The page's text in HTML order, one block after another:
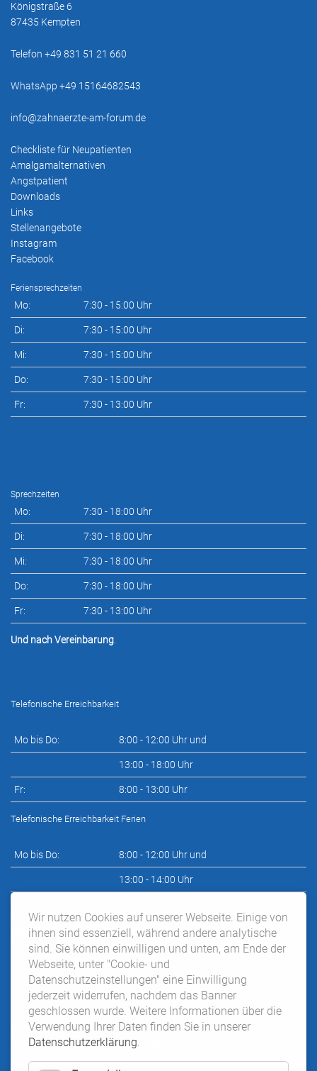
Königstraße 6
87435 Kempten
Telefon +49 831 51 21 660
WhatsApp +49 15164682543
info@zahnaerzte-am-forum.de
Checkliste für Neupatienten
Amalgamalternativen
Angstpatient
Downloads
Links
Stellenangebote
Instagram
Facebook
Feriensprechzeiten
Mo: 7:30 - 15:00 Uhr
Di: 7:30 - 15:00 Uhr
Mi: 7:30 - 15:00 Uhr
Do: 7:30 - 15:00 Uhr
Fr: 7:30 - 13:00 Uhr
Sprechzeiten
Mo: 7:30 - 18:00 Uhr
Di: 7:30 - 18:00 Uhr
Mi: 7:30 - 18:00 Uhr
Do: 7:30 - 18:00 Uhr
Fr: 7:30 - 13:00 Uhr
Und nach Vereinbarung
Telefonische Erreichbarkeit
Mo bis Do: 8:00 - 12:00 Uhr und
13:00 - 18:00 Uhr
Fr: 8:00 - 13:00 Uhr
Telefonische Erreichbarkeit Ferien
Mo bis Do: 8:00 - 12:00 Uhr und
13:00 - 14:00 Uhr
Neupatientensprechstunde nach telefonischer Vereinbarung:
Dr. Wilke:
im Moment keine Neupatientenaufnahme
Wir nutzen Cookies auf unserer Webseite. Einige von
ihnen sind essenziell, während andere analytische
sind. Sie können einwilligen und unten, am Ende der
Webseite, unter "Cookie- und
Datenschutzeinstellungen" eine Einwilligung
jederzeit widerrufen, nachdem das Banner
geschlossen wurde. Weitere Informationen über die
Verwendung Ihrer Daten finden Sie in unserer
Datenschutzerklärung.